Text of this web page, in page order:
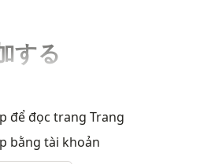
する
để đọc trang Trang
bằng tài khoản